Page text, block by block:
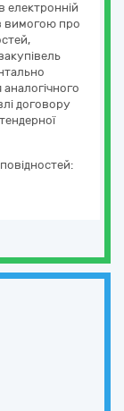
електронній
вимогою про
договору